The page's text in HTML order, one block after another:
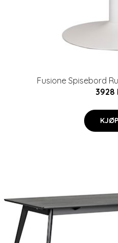
Fusione Spisebord
3928